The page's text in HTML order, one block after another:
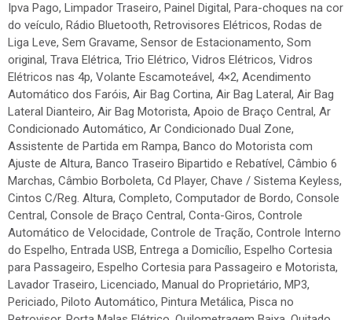
Ipva Pago, Limpador Traseiro, Painel Digital, Para-choques na cor
do veículo, Rádio Bluetooth, Retrovisores Elétricos, Rodas de
Liga Leve, Sem Gravame, Sensor de Estacionamento, Som
original, Trava Elétrica, Trio Elétrico, Vidros Elétricos, Vidros
Elétricos nas 4p, Volante Escamoteável, 4×2, Acendimento
Automático dos Faróis, Air Bag Cortina, Air Bag Lateral, Air Bag
Lateral Dianteiro, Air Bag Motorista, Apoio de Braço Central, Ar
Condicionado Automático, Ar Condicionado Dual Zone,
Assistente de Partida em Rampa, Banco do Motorista com
Ajuste de Altura, Banco Traseiro Bipartido e Rebatível, Câmbio 6
Marchas, Câmbio Borboleta, Cd Player, Chave / Sistema Keyless,
Cintos C/Reg. Altura, Completo, Computador de Bordo, Console
Central, Console de Braço Central, Conta-Giros, Controle
Automático de Velocidade, Controle de Tração, Controle Interno
do Espelho, Entrada USB, Entrega a Domicílio, Espelho Cortesia
para Passageiro, Espelho Cortesia para Passageiro e Motorista,
Lavador Traseiro, Licenciado, Manual do Proprietário, MP3,
Periciado, Piloto Automático, Pintura Metálica, Pisca no